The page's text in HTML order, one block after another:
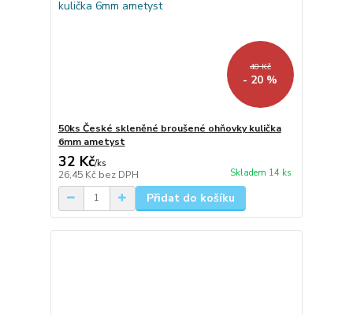
40 Kč
- 20 %
50ks České skleněné broušené ohňovky kulička
6mm ametyst
32 Kč/ks
26,45 Kč bez DPH Skladem 14 ks
Přidat do košíku